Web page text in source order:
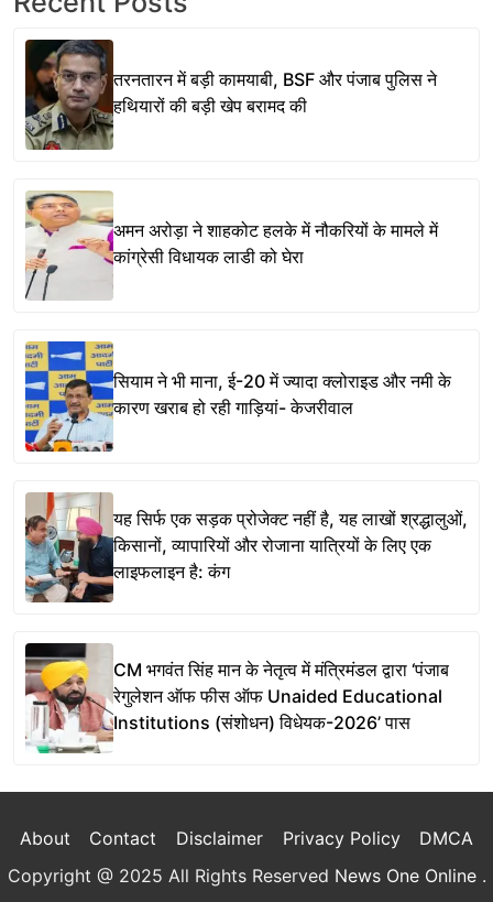
तरनतारन में बड़ी कामयाबी, BSF और पंजाब पुलिस ने
हथियारों की बड़ी खेप बरामद की
अमन अरोड़ा ने शाहकोट हलके में नौकरियों के मामले में
कांग्रेसी विधायक लाडी को घेरा
सियाम ने भी माना, ई-20 में ज्यादा क्लोराइड और नमी के
कारण खराब हो रही गाड़ियां- केजरीवाल
यह सिर्फ एक सड़क प्रोजेक्ट नहीं है, यह लाखों श्रद्धालुओं,
किसानों, व्यापारियों और रोजाना यात्रियों के लिए एक
लाइफलाइन है: कंग
CM भगवंत सिंह मान के नेतृत्व में मंत्रिमंडल द्वारा ‘पंजाब
रेगुलेशन ऑफ फीस ऑफ Unaided Educational
Institutions (संशोधन) विधेयक-2026’ पास
About Contact Disclaimer Privacy Policy
DMCA
Copyright @ 2025 All Rights Reserved News One Online .